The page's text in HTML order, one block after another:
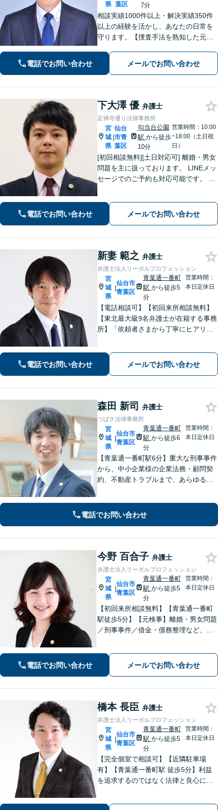
県 葉区
7分
相談実績1000件以上・解決実績350件
以上の経験を活かし、あなたの日常を
守ります。【捜査手法を熟知した元警
電話でお問い合わせ メールでお問い合わせ
下大澤 優 弁護士
定禅寺通り法律事務所
宮
城
県
|
仙台
市青
葉区
勾当台公園
駅 から徒歩
10分
営業時間：10:00
~18:00（土日祝
日）
[初回相談無料][土日対応可] 離婚・男女
問題を主に扱っております。 LINEメッ
セージでのご予約も対応可能です。 LI
in.ee/uFqpYWb
電話でお問い合わせ メールでお問い合わせ
新妻 範之 弁護士
弁護士法人リーガルプロフェッション
宮
城
県
|
仙台市
青葉区
青葉通一番町
駅 から徒歩5
分
営業時間：
本日定休日
【電話相談可】【初回来所相談無料】
【東北最大級9名弁護士が在籍する事務
所】「依頼者さまから丁寧にヒアリン
可」多角的な視点で労働問題をサポー
ト【休日夜間相談可】【完全個室対
電話でお問い合わせ メールでお問い合わせ
森田 新司 弁護士
つばさ法律事務所
宮
城
県
|
仙台市
青葉区
青葉通一番町
駅 から徒歩6
分
営業時間：
本日定休日
【青葉通一番町駅6分】重大な刑事事件
から、中小企業様の企業法務・顧問契
約、不動産トラブルまで、あらゆる法
もございます。一人で抱え込まず、ま
電話でお問い合わせ
今野 百合子 弁護士
弁護士法人リーガルプロフェッション
宮
城
県
|
仙台市
青葉区
青葉通一番町
駅 から徒歩5
分
営業時間：
本日定休日
【初回来所相談無料】【青葉通一番町
駅徒歩5分】【元検事】離婚・男女問題
／刑事事件／借金・債務整理など、あ
い、最善の解決策へと導くことを最も
重視しています。お困りの方はご相談
電話でお問い合わせ メールでお問い合わせ
橋本 長臣 弁護士
弁護士法人リーガルプロフェッション
宮
城
県
|
仙台市
青葉区
青葉通一番町
駅 から徒歩5
分
営業時間：
本日定休日
【完全個室で相談可】【近隣駐車場
有】【青葉通一番町駅 徒歩5分】利益
を追求するのではなく法律と良心に従